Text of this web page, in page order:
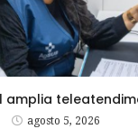
agosto 5, 2026